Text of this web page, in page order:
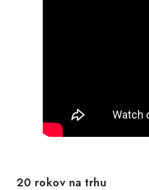
20 rokov na trhu